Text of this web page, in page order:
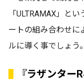
「ULTRAMAX」と
ートの組み合わせに
ルに導く事でしょう。
『ラザンター